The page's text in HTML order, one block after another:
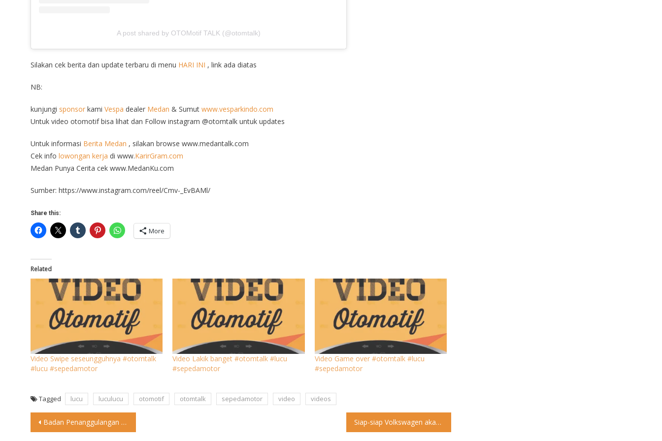
A post shared by OTOMotif TALK (@otomtalk)
Silakan cek berita dan update terbaru di menu HARI INI , link ada diatas
NB:
kunjungi sponsor kami Vespa dealer Medan & Sumut www.vesparkindo.com
Untuk video otomotif bisa lihat dan Follow instagram @otomtalk untuk updates
Untuk informasi Berita Medan , silakan browse www.medantalk.com
Cek info lowongan kerja di www.KarirGram.com
Medan Punya Cerita cek www.MedanKu.com
Sumber: https://www.instagram.com/reel/Cmv-_EvBAMl/
Share this:
More
Related
Video Swipe seseungguhnya #otomtalk
#lucu #sepedamotor
Video Lakik banget #otomtalk #lucu
#sepedamotor
Video Game over #otomtalk #lucu
#sepedamotor
Tagged lucu luculucu otomotif otomtalk sepedamotor video videos
Post
Badan Penanggulangan Bencana Daerah (BPBD) DKI Jakarta telah mengeluarkan peringatan Siap-siap Volkswagen akan Perkenalkan Sedan Listrik Baru, Apa Itu? Di